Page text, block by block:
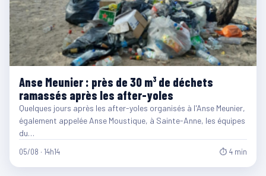
Anse Meunier : près de 30 m³ de déchets
ramassés après les after-yoles
Quelques jours après les after-yoles organisés à l'Anse Meunier,
également appelée Anse Moustique, à Sainte-Anne, les équipes
du…
05/08 · 14h14 ⏱ 4 min